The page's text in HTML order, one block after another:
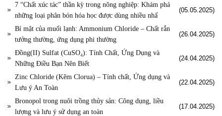
7 “Chất xúc tác” thần kỳ trong nông nghiệp: Khám phá
những loại phân bón hóa học được dùng nhiều nhấ
(05.05.2025)
Bí mật của muối lạnh: Ammonium Chloride – Chất rắn
tưởng thường, ứng dụng phi thường
(26.04.2025)
Đồng(II) Sulfat (CuSO₄): Tính Chất, Ứng Dụng và
Những Điều Bạn Nên Biết
(24.04.2025)
Zinc Chloride (Kẽm Clorua) – Tính chất, Ứng dụng và
Lưu ý An Toàn
(22.04.2025)
Bronopol trong nuôi trồng thủy sản: Công dụng, liều
lượng và lưu ý sử dụng an toàn
(17.04.2025)